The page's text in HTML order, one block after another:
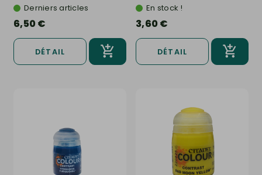
Derniers articles
6,50 €
DÉTAIL
En stock !
3,60 €
DÉTAIL